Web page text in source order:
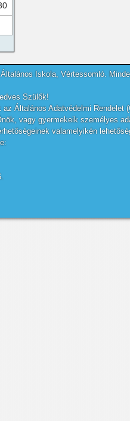
Iskola, Vértessomló.
Szülők!
Általános Adatvédelmi
vagy gyermekeik személyes
valamelyikén